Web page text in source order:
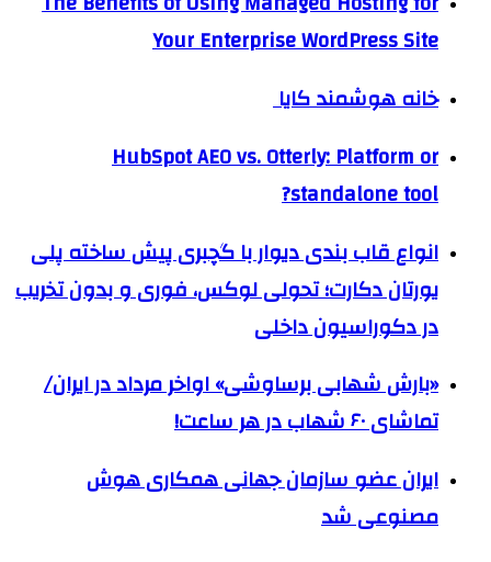
Your Enterprise WordPress Site
خانه هوشمند کایا
HubSpot AEO vs. Otterly: Platform or
standalone tool?
انواع قاب بندی دیوار با گچبری پیش ساخته پلی
یورتان دکارت؛ تحولی لوکس، فوری و بدون تخریب
در دکوراسیون داخلی
«بارش شهابی برساوشی» اواخر مرداد در ایران/
تماشای ۶۰ شهاب در هر ساعت!
ایران عضو سازمان جهانی همکاری هوش
مصنوعی شد